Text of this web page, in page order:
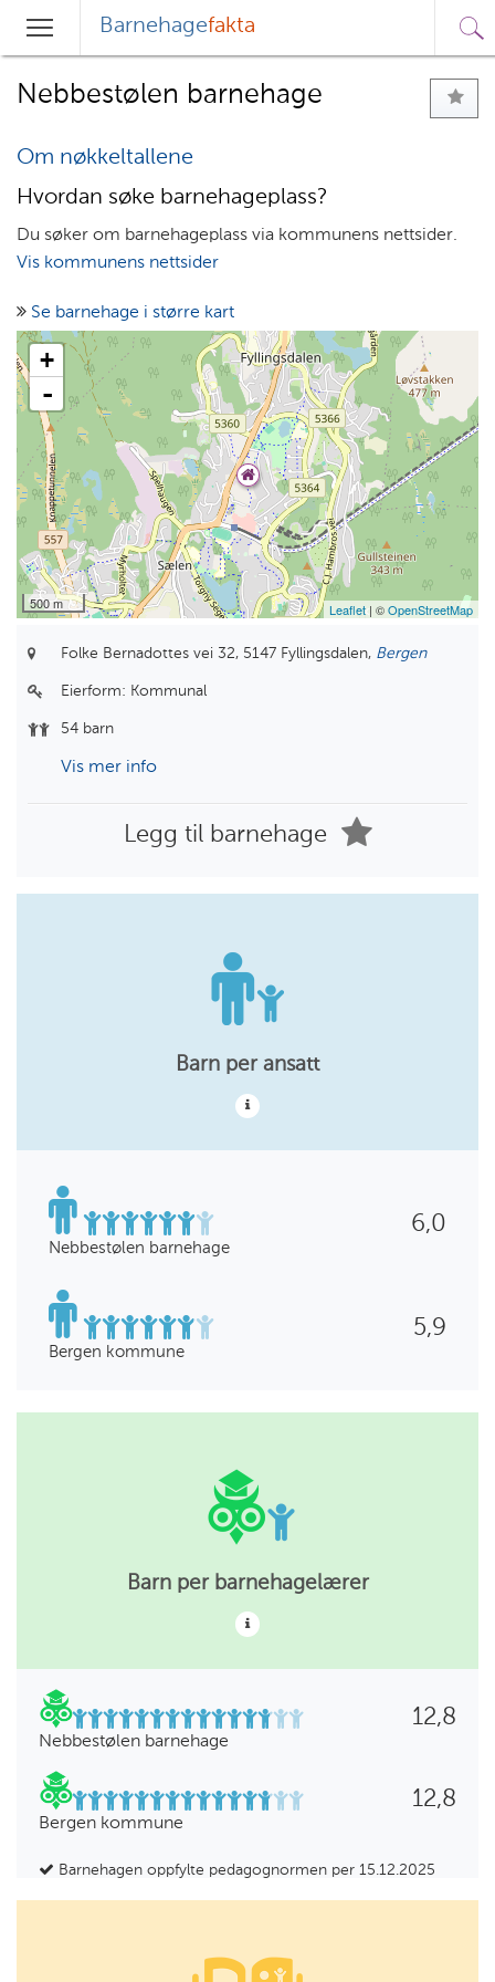
Hovedmeny
Barnehagefakta
Søk
Nebbestølen barnehage
Om nøkkeltallene
Hvordan søke barnehageplass?
Du søker om barnehageplass via kommunens nettsider.
Vis kommunens nettsider
Se barnehage i større kart
+
-
500 m Leaflet| ©OpenStreetMap
Folke Bernadottes vei 32, 5147 Fyllingsdalen, Bergen
Eierform: Kommunal
54 barn
Vis mer info
Legg til barnehage
Barn per ansatt
6,0
Nebbestølen barnehage
5,9
Bergen kommune
Barn per barnehagelærer
12,8
Nebbestølen barnehage
12,8
Bergen kommune
Barnehagen oppfylte pedagognormen per 15.12.2025